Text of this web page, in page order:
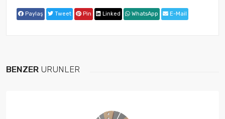
Paylaş Tweet Pin Linked WhatsApp E-Mail
BENZER ÜRÜNLER